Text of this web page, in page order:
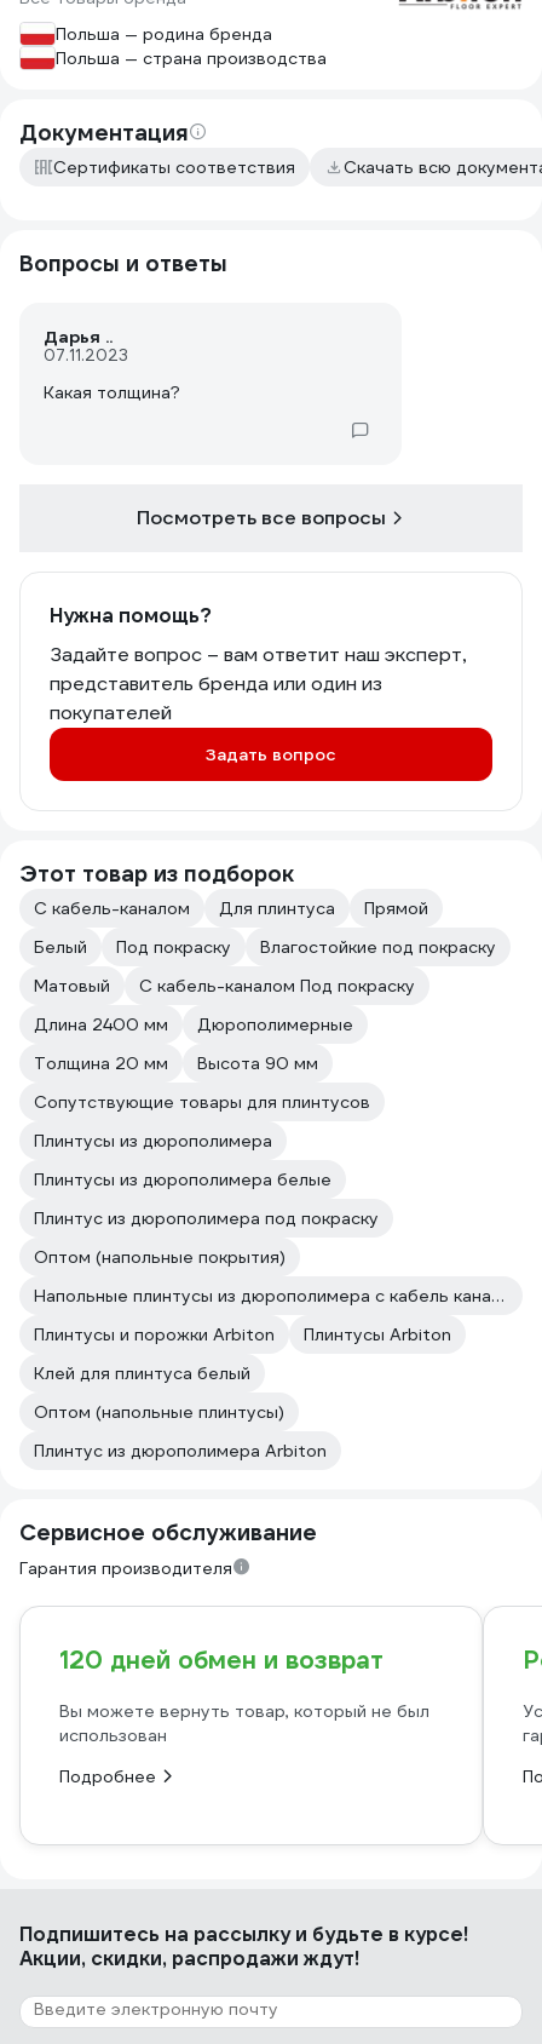
Польша — родина бренда
Польша — страна производства
Документация
Сертификаты соответствия Скачать всю
Вопросы и ответы
Дарья ..
07.11.2023
Какая толщина?
Посмотреть все вопросы
Нужна помощь?
Задайте вопрос – вам ответит наш эксперт,
представитель бренда или один из
покупателей
Задать вопрос
Этот товар из подборок
С кабель-каналом Для плинтуса
Прямой
Белый
Под покраску
Влагостойкие под покраску
Матовый
С кабель-каналом Под покраску
Длина 2400 мм
Дюрополимерные
Толщина 20 мм
Высота 90 мм
Сопутствующие товары для плинтусов
Плинтусы из дюрополимера
Плинтусы из дюрополимера белые
Плинтус из дюрополимера под покраску
Оптом (напольные покрытия)
Напольные плинтусы из дюрополимера с кабель каналом
Плинтусы и порожки Arbiton
Плинтусы Arbiton
Клей для плинтуса белый
Оптом (напольные плинтусы)
Плинтус из дюрополимера Arbiton
Сервисное обслуживание
Гарантия производителя
120 дней обмен и возврат
Вы можете вернуть товар, который не был
использован
Подробнее
Подпишитесь на рассылкуи будьте в курсе!
Акции, скидки, распродажи ждут!